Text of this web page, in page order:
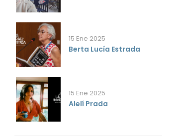
15 Ene 2025
Berta Lucía Estrada
15 Ene 2025
Alelí Prada